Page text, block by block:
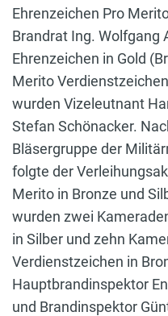
Ehrenzeichen Pro
Brandrat Ing. Wolfgang
Ehrenzeichen in Gold
Merito
wurden Vizeleutnant
Stefan Schönacker.
Bläsergruppe der
folgte der
Merito in Bronze und
wurden zwei
in Silber und zehn
Verdienstzeichen in
Hauptbrandinspektor
und Brandinspektor